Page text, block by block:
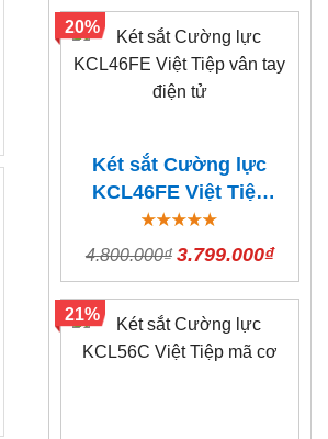
Két sắt Cường lực
KCL46FE Việt Tiệp
vân tay điện tử
4.800.000₫ 3.799.000₫
20%
21%